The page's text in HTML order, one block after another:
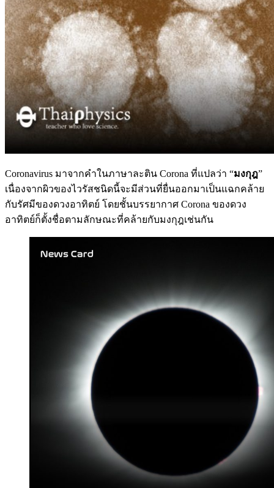
Coronavirus มาจากคำในภาษาละติน Corona ที่แปลว่า “มงกุฎ”
เนื่องจากผิวของไวรัสชนิดนี้จะมีส่วนที่ยื่นออกมาเป็นแฉกคล้าย
กับรัศมีของดวงอาทิตย์ โดยชั้นบรรยากาศ Corona ของดวง
อาทิตย์ก็ตั้งชื่อตามลักษณะที่คล้ายกับมงกุฎเช่นกัน